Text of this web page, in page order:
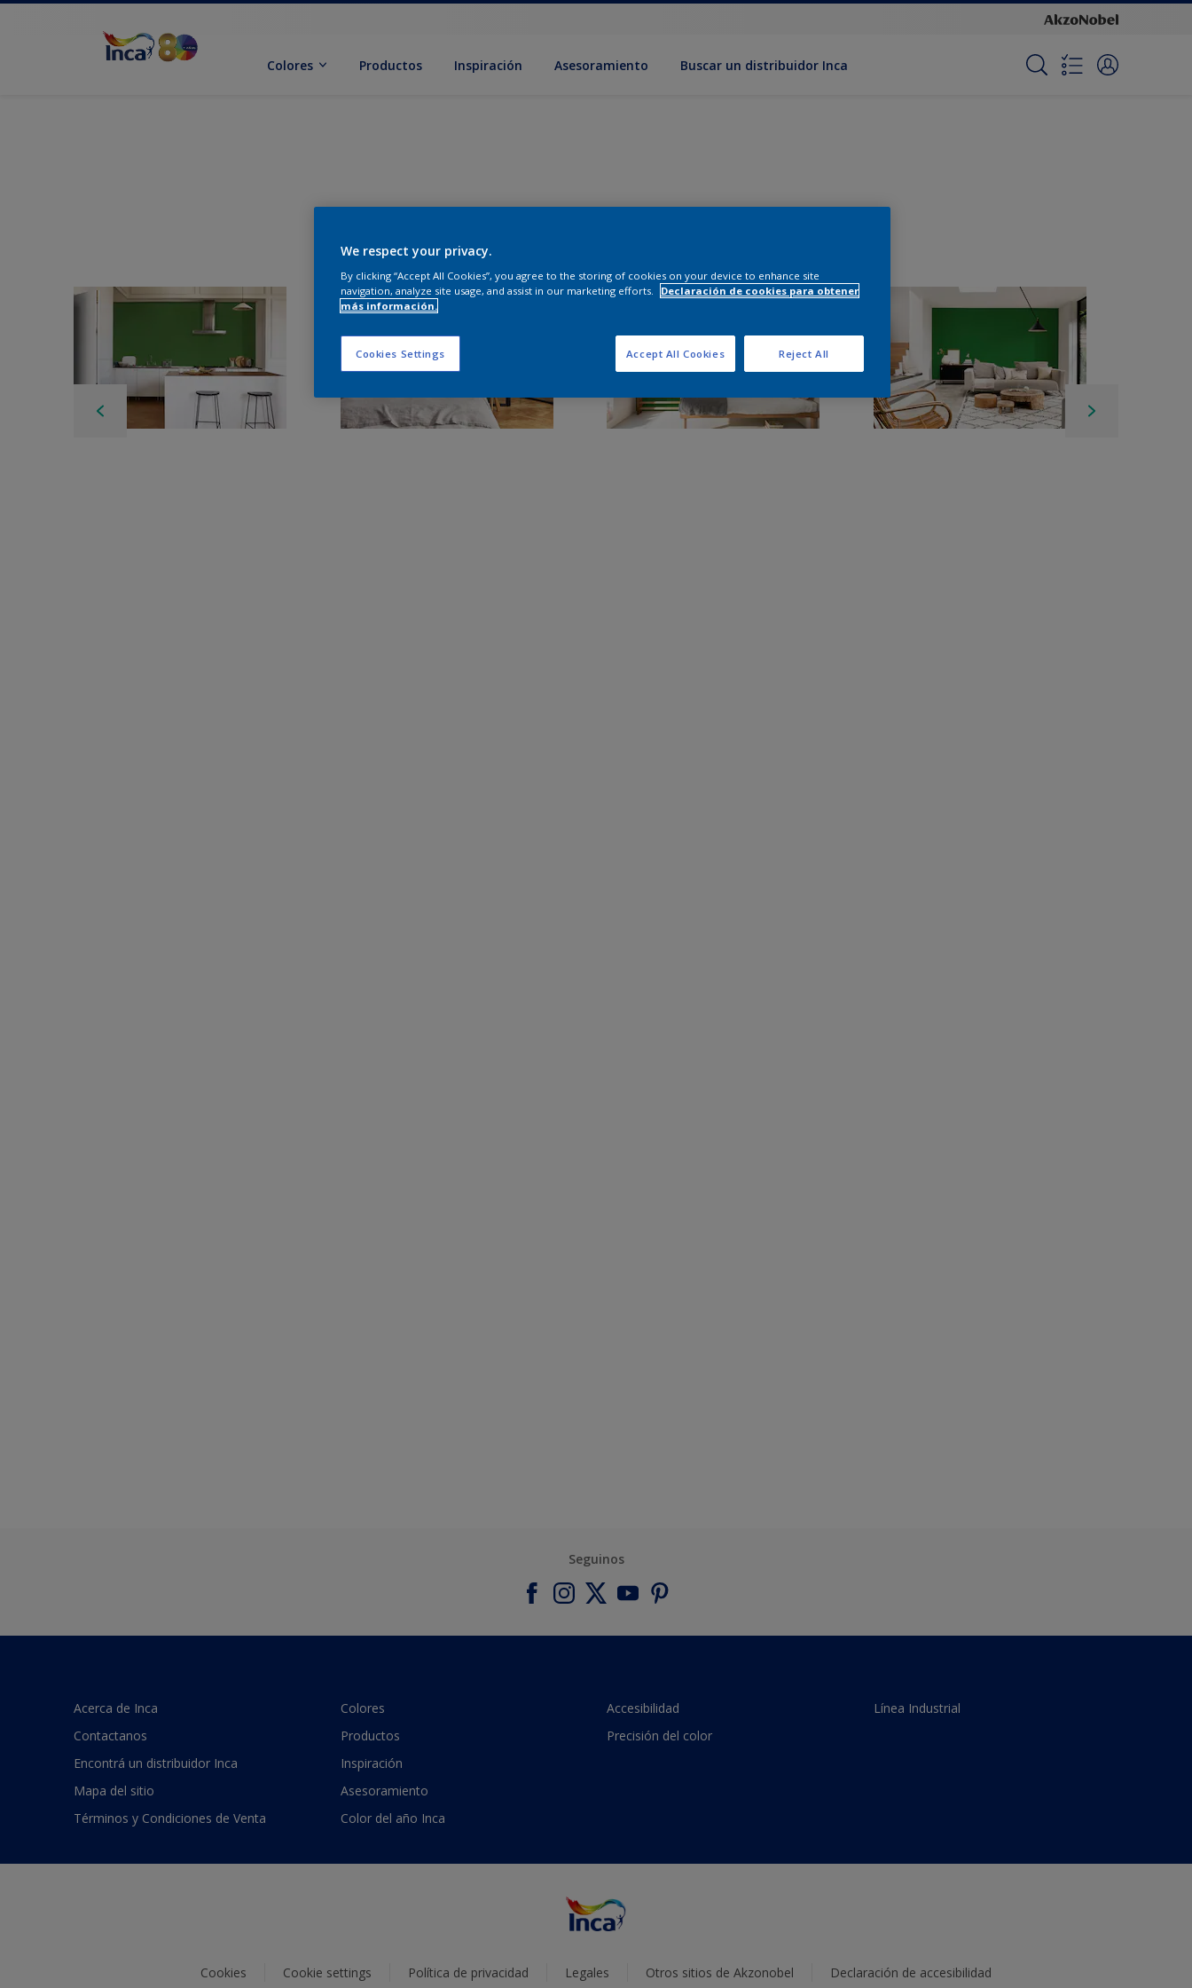
Colores Productos Inspiración Asesoramiento Buscar un distribuidor Inca
Seguinos
Acerca de Inca
Contactanos
Encontrá un distribuidor Inca
Mapa del sitio
Términos y Condiciones de Venta
Colores
Productos
Inspiración
Asesoramiento
Color del año Inca
Accesibilidad
Precisión del color
Línea Industrial
Cookies Cookie settings Política de privacidad Legales Otros sitios de Akzonobel Declaración de accesibilidad
We respect your privacy.
By clicking “Accept All Cookies”, you agree to the storing of cookies on your device to enhance site
navigation, analyze site usage, and assist in our marketing efforts.
Declaración de cookies para obtener
más información.
Cookies Settings Reject All
Accept All Cookies